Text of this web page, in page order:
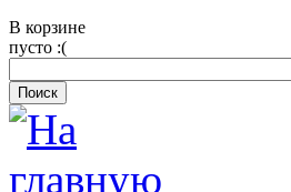
В корзине
пусто :(